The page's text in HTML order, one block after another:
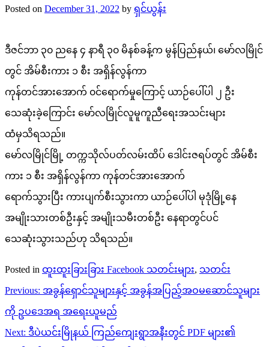
Posted on December 31, 2022 by ရှင်ယွန်း
ဒီဇင်ဘာ ၃၀ ညနေ ၄ နာရီ ၃၀ မိနစ်ခန့်က မွန်ပြည်နယ်၊ မော်လမြိုင်
တွင် အိမ်စီးကား ၁ စီး အရှိန်လွန်ကာ
ကုန်တင်အားအောက် ၀င်ရောက်မှုကြောင့် ယာဉ်ပေါ်ပါ ၂ ဦး
သေဆုံးခဲ့ကြောင်း မော်လမြိုင်လူမူကူညီရေးအသင်းများ
ထံမှသိရသည်။
မော်လမြိုင်မြို့ တက္ကသိုလ်ပတ်လမ်းထိပ် ဒေါင်းဇရပ်တွင် အိမ်စီး
ကား ၁ စီး အရှိန်လွန်ကာ ကုန်တင်အားအောက်
ရောက်သွားပြီး ကားပျက်စီးသွားကာ ယာဉ်ပေါ်ပါ မုဒုံမြို့နေ
အမျိုးသားတစ်ဦးနှင့် အမျိုးသမီးတစ်ဦး နေရာတွင်ပင်
သေဆုံးသွားသည်ဟု သိရသည်။
Posted in ထူးထူးခြားခြား Facebook သတင်းများ, သတင်း
Post
navigation
Previous: အခွန်ရှောင်သူများနှင့် အခွန်အပြည့်အဝမဆောင်သူများ
ကို ဥပဒေအရ အရေးယူမည်
Next: ဒီပဲယင်းမြိုနယ် ကြည်ကျေးရွာအနီးတွင် PDF များ၏